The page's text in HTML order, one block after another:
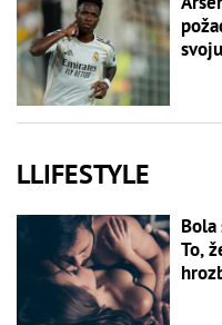
LLIFESTYLE
To,